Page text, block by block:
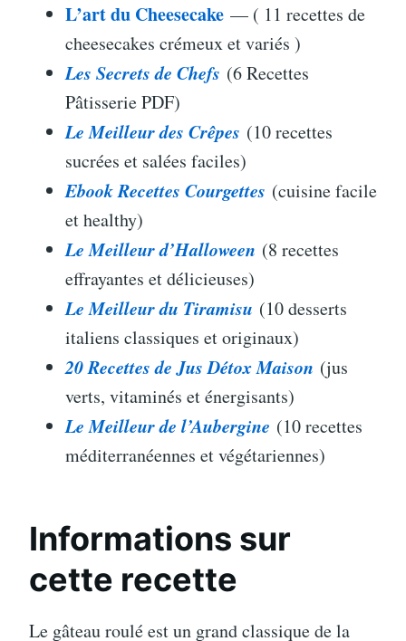
L’art du Cheesecake — ( 11 recettes de
cheesecakes crémeux et variés )
Les Secrets de Chefs (6 Recettes
Pâtisserie PDF)
Le Meilleur des Crêpes (10 recettes
sucrées et salées faciles)
Ebook Recettes Courgettes (cuisine facile
et healthy)
Le Meilleur d’Halloween (8 recettes
effrayantes et délicieuses)
Le Meilleur du Tiramisu (10 desserts
italiens classiques et originaux)
20 Recettes de Jus Détox Maison (jus
verts, vitaminés et énergisants)
Le Meilleur de l’Aubergine (10 recettes
méditerranéennes et végétariennes)
Informations sur
cette recette
Le gâteau roulé est un grand classique de la